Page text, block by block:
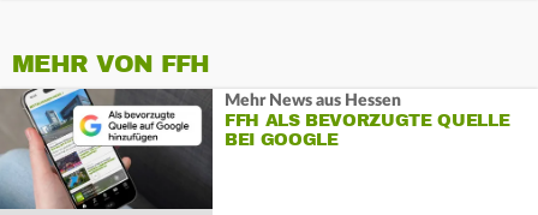
MEHR VON FFH
Mehr News aus Hessen
FFH ALS BEVORZUGTE QUELLE
BEI GOOGLE